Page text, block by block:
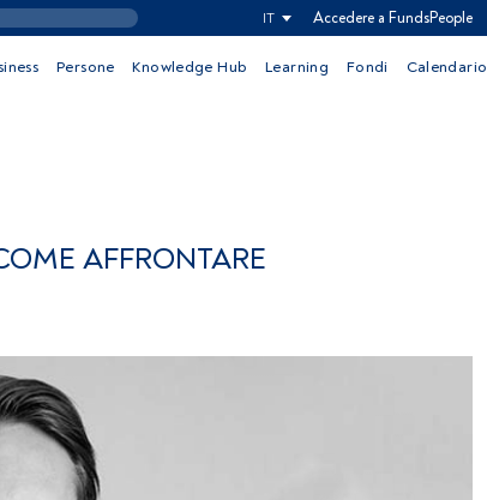
IT Accedere a FundsPeople
Persone Knowledge Hub Learning Fondi Calendario
AFFRONTARE